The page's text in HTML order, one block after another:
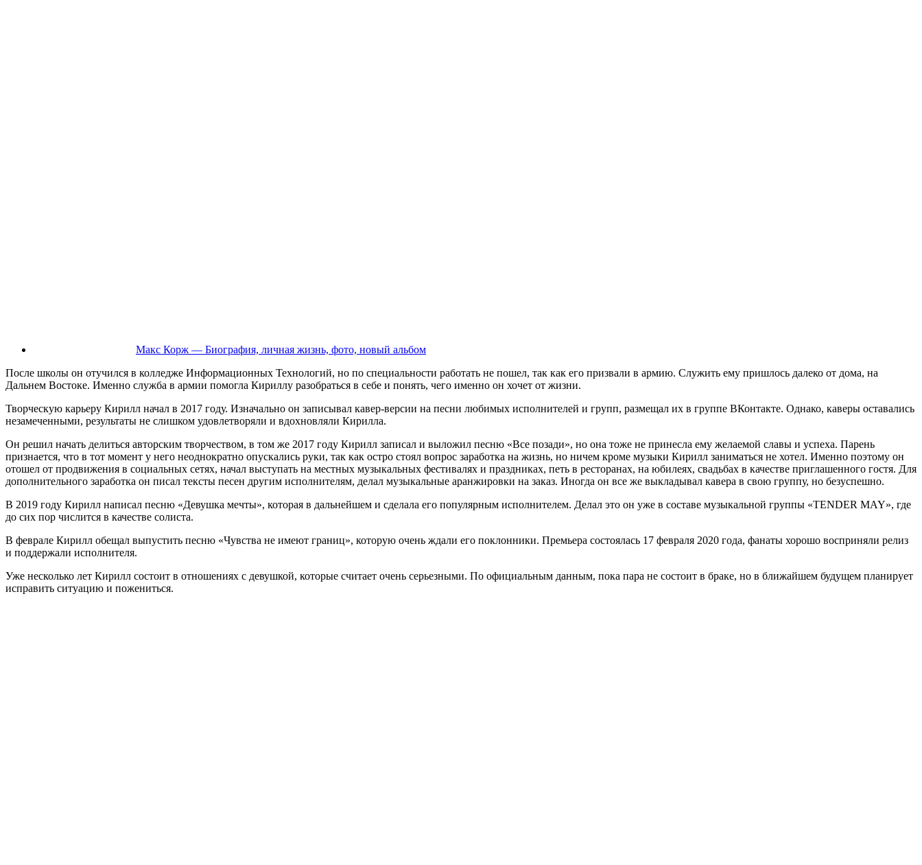
Макс Корж — Биография, личная жизнь, фото, новый альбом
После школы он отучился в колледже Информационных Технологий, но по специальности работать не пошел, так как его призвали в армию. Служить ему пришлось далеко от дома, на
Дальнем Востоке. Именно служба в армии помогла Кириллу разобраться в себе и понять, чего именно он хочет от жизни.
Творческую карьеру Кирилл начал в 2017 году. Изначально он записывал кавер-версии на песни любимых исполнителей и групп, размещал их в группе ВКонтакте. Однако, каверы оставались
незамеченными, результаты не слишком удовлетворяли и вдохновляли Кирилла.
Он решил начать делиться авторским творчеством, в том же 2017 году Кирилл записал и выложил песню «Все позади», но она тоже не принесла ему желаемой славы и успеха. Парень
признается, что в тот момент у него неоднократно опускались руки, так как остро стоял вопрос заработка на жизнь, но ничем кроме музыки Кирилл заниматься не хотел. Именно поэтому он
отошел от продвижения в социальных сетях, начал выступать на местных музыкальных фестивалях и праздниках, петь в ресторанах, на юбилеях, свадьбах в качестве приглашенного гостя. Для
дополнительного заработка он писал тексты песен другим исполнителям, делал музыкальные аранжировки на заказ. Иногда он все же выкладывал кавера в свою группу, но безуспешно.
В 2019 году Кирилл написал песню «Девушка мечты», которая в дальнейшем и сделала его популярным исполнителем. Делал это он уже в составе музыкальной группы «TENDER MAY», где
до сих пор числится в качестве солиста.
В феврале Кирилл обещал выпустить песню «Чувства не имеют границ», которую очень ждали его поклонники. Премьера состоялась 17 февраля 2020 года, фанаты хорошо восприняли релиз
и поддержали исполнителя.
Уже несколько лет Кирилл состоит в отношениях с девушкой, которые считает очень серьезными. По официальным данным, пока пара не состоит в браке, но в ближайшем будущем планирует
исправить ситуацию и пожениться.